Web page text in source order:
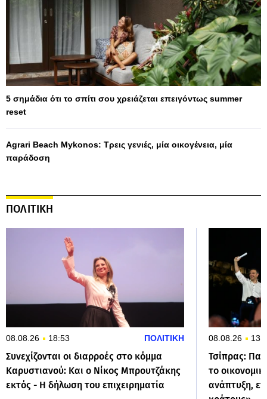
5 σημάδια ότι το σπίτι σου χρειάζεται επειγόντως summer
reset
Agrari Beach Mykonos: Τρεις γενιές, μία οικογένεια, μία
παράδοση
ΠΟΛΙΤΙΚΗ
08.08.26 18:53 ΠΟΛΙΤΙΚΗ
Συνεχίζονται οι διαρροές στο κόμμα
Καρυστιανού: Και ο Νίκος Μπρουτζάκης
εκτός - Η δήλωση του επιχειρηματία
08.08.26
Τσίπρας:
το
ανάπτυξη,